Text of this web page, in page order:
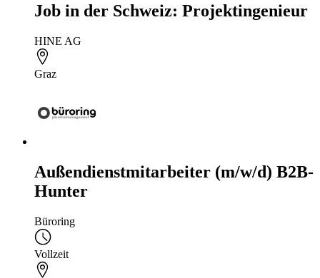
Job in der Schweiz: Projektingenieur
HINE AG
Graz
Außendienstmitarbeiter (m/w/d) B2B-
Hunter
Büroring
Vollzeit